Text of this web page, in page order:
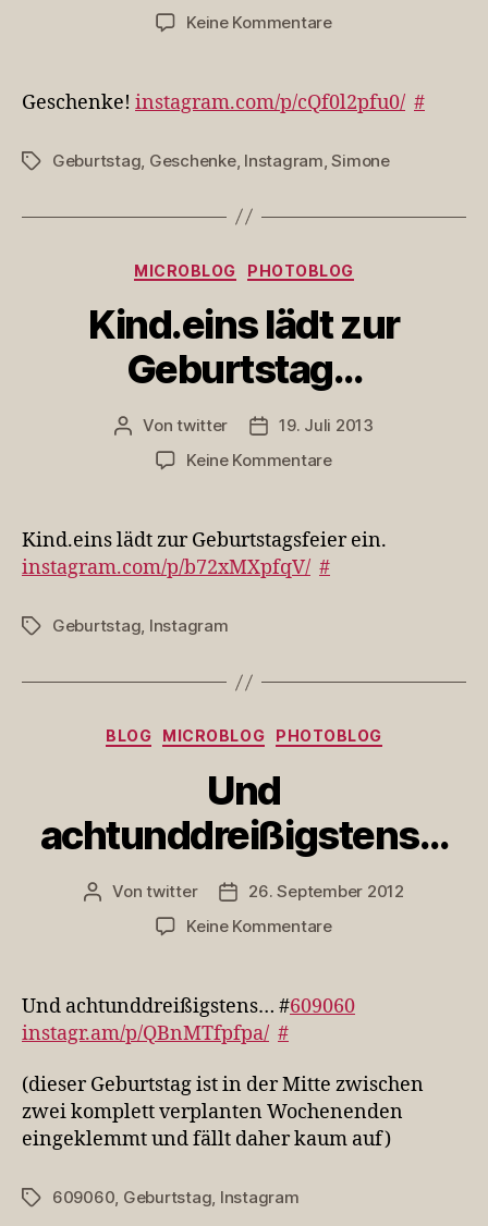
Keine Kommentarezu
Geschenke! instagram.com/p/cQf0l2pfu0/ #
Schlagwörter
Geburtstag, Geschenke, Instagram,Simone
Kategorien
MICROBLOG PHOTOBLOG
Kind.eins lädt zur
Geburtstag…
Beitragsautor
Vontwitter Veröffentlichungsdatum
19. Juli 2013
Keine Kommentarezu
zur
Kind.eins lädt zur Geburtstagsfeier ein.
instagram.com/p/b72xMXpfqV/ #
Schlagwörter
Geburtstag, Instagram
Kategorien
BLOG MICROBLOG PHOTOBLOG
Und
achtunddreißigstens…
Beitragsautor
Vontwitter Veröffentlichungsdatum
26. September 2012
Keine Kommentarezu
Und achtunddreißigstens… #609060
instagr.am/p/QBnMTfpfpa/ #
(dieser Geburtstag ist in der Mitte zwischen
zwei komplett verplanten Wochenenden
eingeklemmt und fällt daher kaum auf)
Schlagwörter
609060, Geburtstag, Instagram